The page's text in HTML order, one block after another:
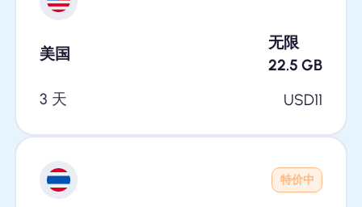
美国
无限
22.5 GB
3 天
USD11
特价中